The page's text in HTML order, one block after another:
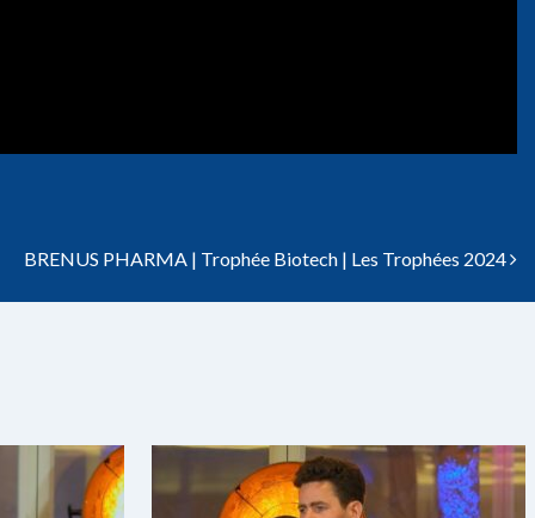
BRENUS PHARMA | Trophée Biotech | Les Trophées 2024